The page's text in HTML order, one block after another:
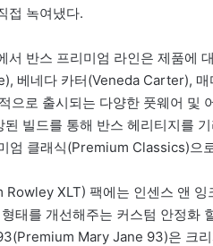
접 녹여냈다.
서 반스 프리미엄 라인은 제품에
베네다 카터(Veneda Carter),
으로 출시되는 다양한 풋웨어 및
된 빌드를 통해 반스 헤리티지를
엄 클래식(Premium Classics)으
XLT) 팩에는 인센스 앤
태를 개선해주는 커스텀 안정화
Mary Jane 93)은 크